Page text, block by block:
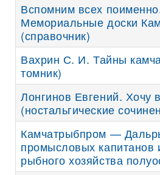
Вспомним всех
Мемориальные доски
(справочник)
Вахрин С. И. Тайны
томник)
Лонгинов Евгений. Хочу
(ностальгические
Камчатрыбпром —
промысловых капитанов
рыбного хозяйства